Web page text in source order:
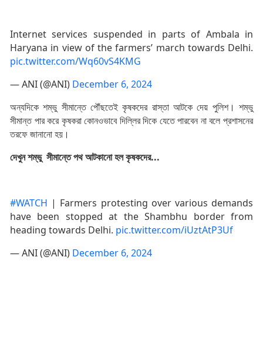
Internet services suspended in parts of Ambala in
Haryana in view of the farmers’ march towards Delhi.
pic.twitter.com/Wq60vS4KMG
— ANI (@ANI) December 6, 2024
অন্যদিকে শম্ভু সীমান্তে পৌঁছতেই কৃষকদের রাস্তা আটকে দেয় পুলিশ। শম্ভু
সীমান্ত পার করে কৃষকরা কোনওভাবে দিল্লির দিকে যেতে পারবেন না বলে প্রশাসনের
তরফে জানানো হয়।
দেখুন শম্ভু সীমান্তে পথ আটকানো হল কৃষকদের...
#WATCH | Farmers protesting over various demands
have been stopped at the Shambhu border from
heading towards Delhi. pic.twitter.com/iUztAtP3Uf
— ANI (@ANI) December 6, 2024